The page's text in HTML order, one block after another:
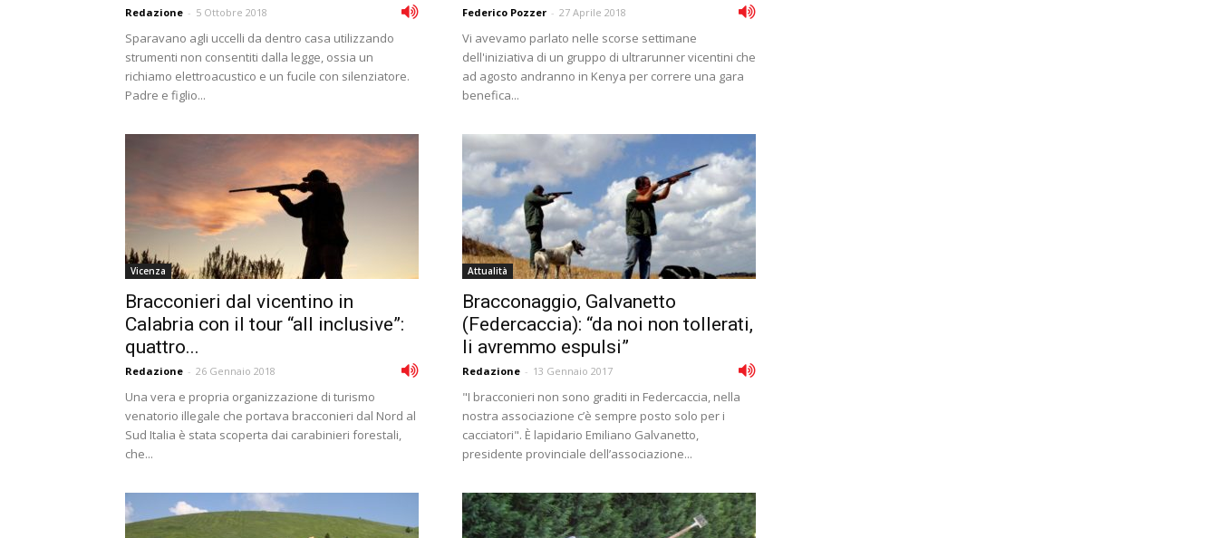
Redazione - 5 Ottobre 2018
Sparavano agli uccelli da dentro casa utilizzando
strumenti non consentiti dalla legge, ossia un
richiamo elettroacustico e un fucile con silenziatore.
Padre e figlio...
Federico Pozzer - 27 Aprile 2018
Vi avevamo parlato nelle scorse settimane
dell'iniziativa di un gruppo di ultrarunner vicentini che
ad agosto andranno in Kenya per correre una gara
benefica...
Vicenza
Bracconieri dal vicentino in
Calabria con il tour “all inclusive”:
quattro...
Redazione - 26 Gennaio 2018
Una vera e propria organizzazione di turismo
venatorio illegale che portava bracconieri dal Nord al
Sud Italia è stata scoperta dai carabinieri forestali,
che...
Attualità
Bracconaggio, Galvanetto
(Federcaccia): “da noi non tollerati,
li avremmo espulsi”
Redazione - 13 Gennaio 2017
"I bracconieri non sono graditi in Federcaccia, nella
nostra associazione c’è sempre posto solo per i
cacciatori". È lapidario Emiliano Galvanetto,
presidente provinciale dell’associazione...